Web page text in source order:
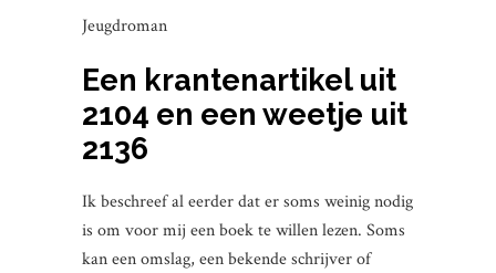
Jeugdroman
Een krantenartikel uit
2104 en een weetje uit
2136
Ik beschreef al eerder dat er soms weinig nodig
is om voor mij een boek te willen lezen. Soms
kan een omslag, een bekende schrijver of